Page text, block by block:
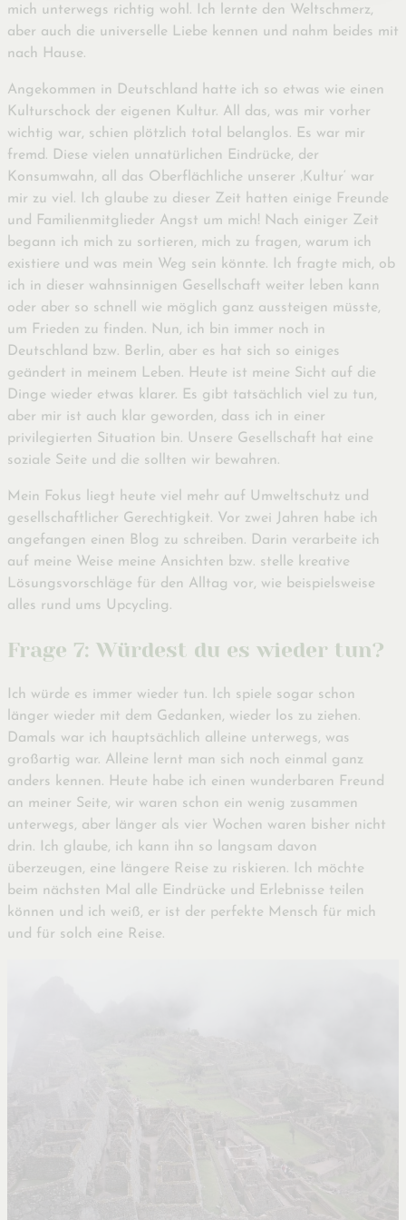
mich unterwegs richtig wohl. Ich lernte den Weltschmerz,
aber auch die universelle Liebe kennen und nahm beides mit
nach Hause.
Angekommen in Deutschland hatte ich so etwas wie einen
Kulturschock der eigenen Kultur. All das, was mir vorher
wichtig war, schien plötzlich total belanglos. Es war mir
fremd. Diese vielen unnatürlichen Eindrücke, der
Konsumwahn, all das Oberflächliche unserer ‚Kultur‘ war
mir zu viel. Ich glaube zu dieser Zeit hatten einige Freunde
und Familienmitglieder Angst um mich! Nach einiger Zeit
begann ich mich zu sortieren, mich zu fragen, warum ich
existiere und was mein Weg sein könnte. Ich fragte mich, ob
ich in dieser wahnsinnigen Gesellschaft weiter leben kann
oder aber so schnell wie möglich ganz aussteigen müsste,
um Frieden zu finden. Nun, ich bin immer noch in
Deutschland bzw. Berlin, aber es hat sich so einiges
geändert in meinem Leben. Heute ist meine Sicht auf die
Dinge wieder etwas klarer. Es gibt tatsächlich viel zu tun,
aber mir ist auch klar geworden, dass ich in einer
privilegierten Situation bin. Unsere Gesellschaft hat eine
soziale Seite und die sollten wir bewahren.
Mein Fokus liegt heute viel mehr auf Umweltschutz und
gesellschaftlicher Gerechtigkeit. Vor zwei Jahren habe ich
angefangen einen Blog zu schreiben. Darin verarbeite ich
auf meine Weise meine Ansichten bzw. stelle kreative
Lösungsvorschläge für den Alltag vor, wie beispielsweise
alles rund ums Upcycling.
Frage 7: Würdest du es wieder tun?
Ich würde es immer wieder tun. Ich spiele sogar schon
länger wieder mit dem Gedanken, wieder los zu ziehen.
Damals war ich hauptsächlich alleine unterwegs, was
großartig war. Alleine lernt man sich noch einmal ganz
anders kennen. Heute habe ich einen wunderbaren Freund
an meiner Seite, wir waren schon ein wenig zusammen
unterwegs, aber länger als vier Wochen waren bisher nicht
drin. Ich glaube, ich kann ihn so langsam davon
überzeugen, eine längere Reise zu riskieren. Ich möchte
beim nächsten Mal alle Eindrücke und Erlebnisse teilen
können und ich weiß, er ist der perfekte Mensch für mich
und für solch eine Reise.